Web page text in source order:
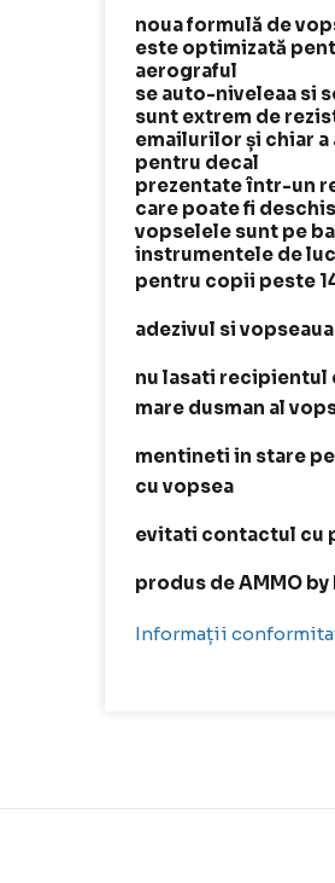
noua formulă de
este optimizată
aerograful
se auto-niveleaa si
sunt extrem de
emailurilor și chiar
pentru decal
prezentate într-un
care poate fi
vopselele sunt pe
instrumentele de
pentru copii peste
adezivul si
nu lasati recipientul
mare dusman al
mentineti in stare
cu vopsea
evitati contactul cu
produs de AMMO
Informații